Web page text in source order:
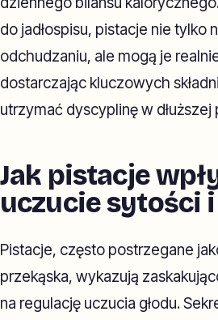
do jadłospisu, pistacje nie tylko
odchudzaniu, ale mogą je
dostarczając kluczowych
utrzymać dyscyplinę w
Jak pistacje
uczucie sytości
Pistacje, często postrzegane
przekąska, wykazują
na regulację uczucia głodu.